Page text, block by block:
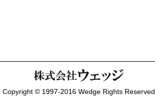
Copyright © 1997-2016 Wedge Rights Reserved